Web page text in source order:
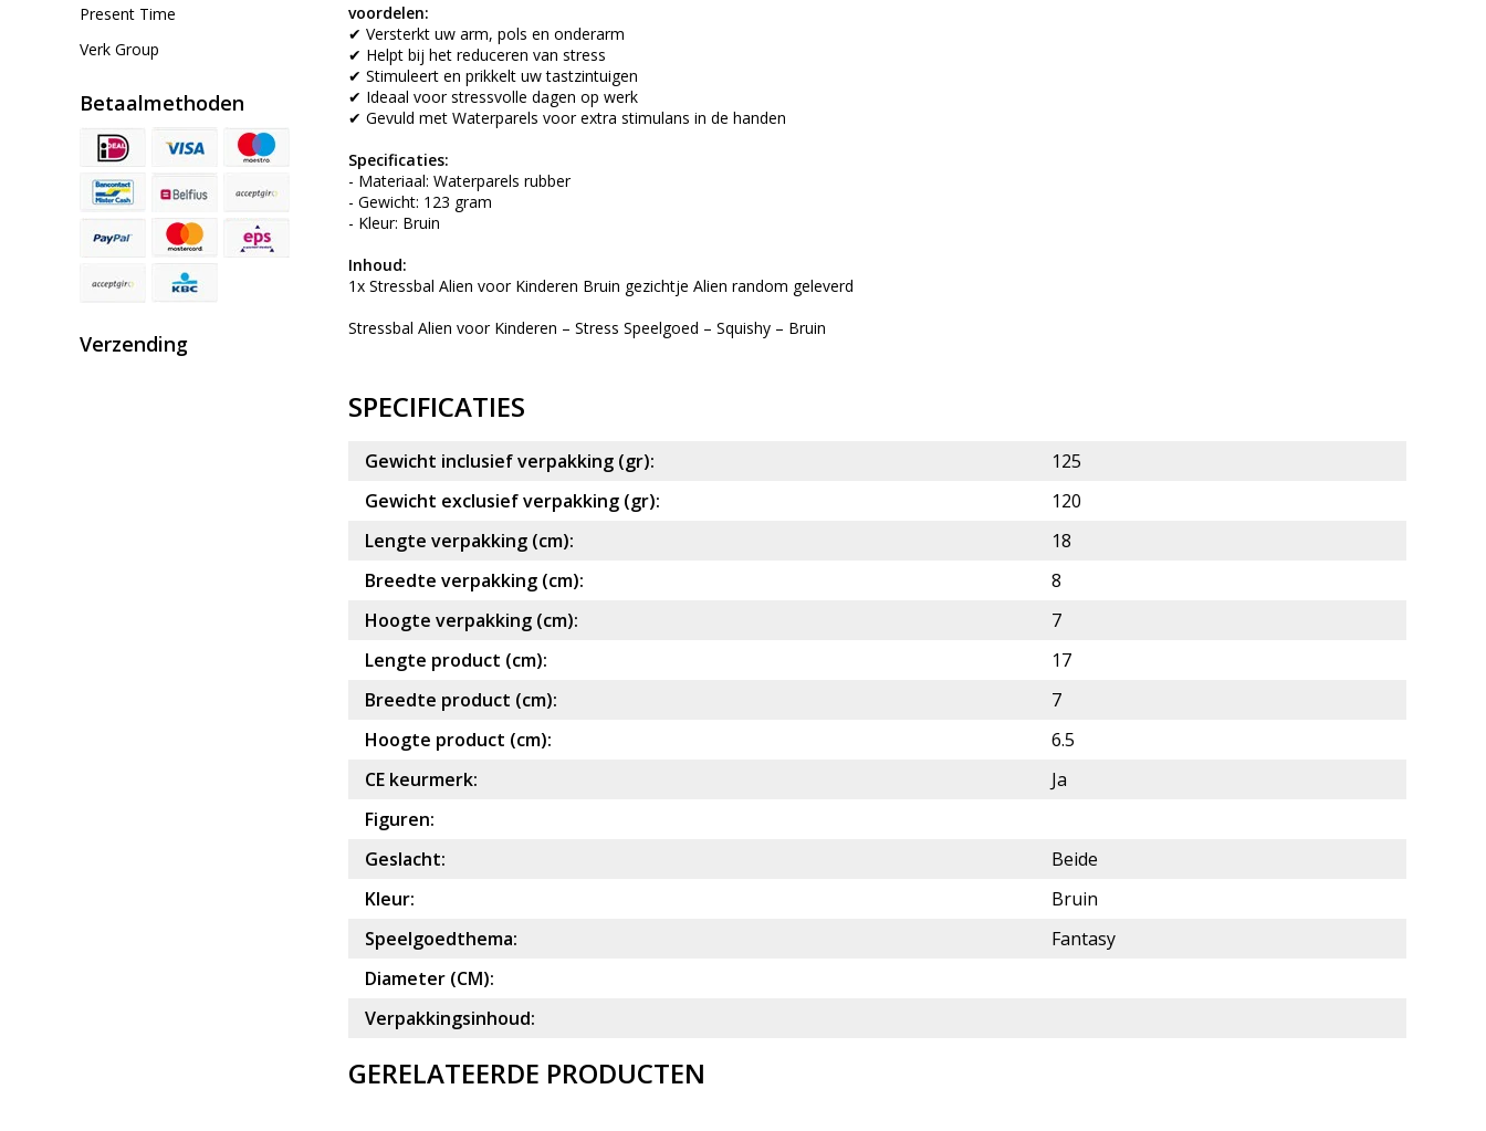
Present Time
Verk Group
Betaalmethoden
Verzending
voordelen:
✔ Versterkt uw arm, pols en onderarm
✔ Helpt bij het reduceren van stress
✔ Stimuleert en prikkelt uw tastzintuigen
✔ Ideaal voor stressvolle dagen op werk
✔ Gevuld met Waterparels voor extra stimulans in de handen
Specificaties:
- Materiaal: Waterparels rubber
- Gewicht: 123 gram
- Kleur: Bruin
Inhoud:
1x Stressbal Alien voor Kinderen Bruin gezichtje Alien random geleverd
Stressbal Alien voor Kinderen – Stress Speelgoed – Squishy – Bruin
SPECIFICATIES
Gewicht inclusief verpakking (gr):
125
Gewicht exclusief verpakking (gr):
120
Lengte verpakking (cm):
18
Breedte verpakking (cm):
8
Hoogte verpakking (cm):
7
Lengte product (cm):
17
Breedte product (cm):
7
Hoogte product (cm):
6.5
CE keurmerk:
Ja
Figuren:
Geslacht:
Beide
Kleur:
Bruin
Speelgoedthema:
Fantasy
Diameter (CM):
Verpakkingsinhoud:
GERELATEERDE PRODUCTEN